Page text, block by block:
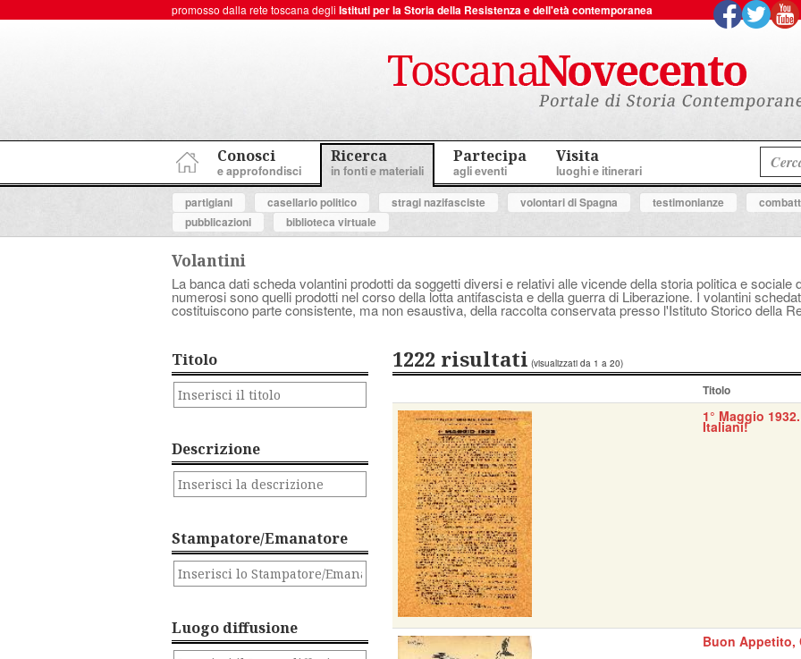
promosso dalla rete toscana degli Istituti per la Storia della Resistenza e dell'età contemporanea
Conosci
e approfondisci
Ricerca
in fonti e materiali
Partecipa
agli eventi
Visita
luoghi e itinerari
partigiani
casellario politico stragi nazifasciste volontari di Spagna testimonianze
pubblicazioni
biblioteca virtuale
Volantini
La banca dati scheda volantini prodotti da soggetti diversi e relativi alle vicende della storia politica e
numerosi sono quelli prodotti nel corso della lotta antifascista e della guerra di Liberazione. I volantini
costituiscono parte consistente, ma non esaustiva, della raccolta conservata presso l'Istituto Storico della
Titolo
Descrizione
Stampatore/Emanatore
Luogo diffusione
1222 risultati (visualizzati da 1 a 20)
Titolo
1° Maggio
Italiani!
Buon Appetito,